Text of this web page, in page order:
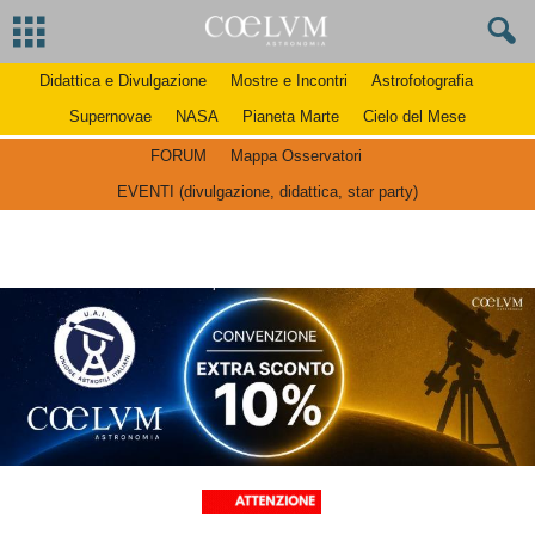
Didattica e Divulgazione Mostre e Incontri
Astrofotografia
Supernovae
NASA Pianeta Marte Cielo del Mese
FORUM
Mappa Osservatori
EVENTI (divulgazione, didattica, star party)